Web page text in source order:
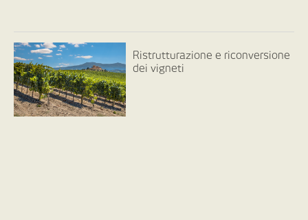
Ristrutturazione e riconversione
dei vigneti